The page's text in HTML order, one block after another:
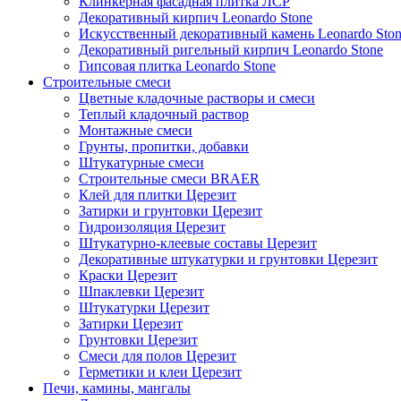
Декоративный кирпич Leonardo Stone
Искусственный декоративный камень Leonardo
Декоративный ригельный кирпич Leonardo Stone
Гипсовая плитка Leonardo Stone
Строительные смеси
Цветные кладочные растворы и смеси
Теплый кладочный раствор
Монтажные смеси
Грунты, пропитки, добавки
Штукатурные смеси
Строительные смеси BRAER
Клей для плитки Церезит
Затирки и грунтовки Церезит
Гидроизоляция Церезит
Штукатурно-клеевые составы Церезит
Декоративные штукатурки и грунтовки Церезит
Краски Церезит
Шпаклевки Церезит
Штукатурки Церезит
Затирки Церезит
Грунтовки Церезит
Смеси для полов Церезит
Герметики и клеи Церезит
Печи, камины, мангалы